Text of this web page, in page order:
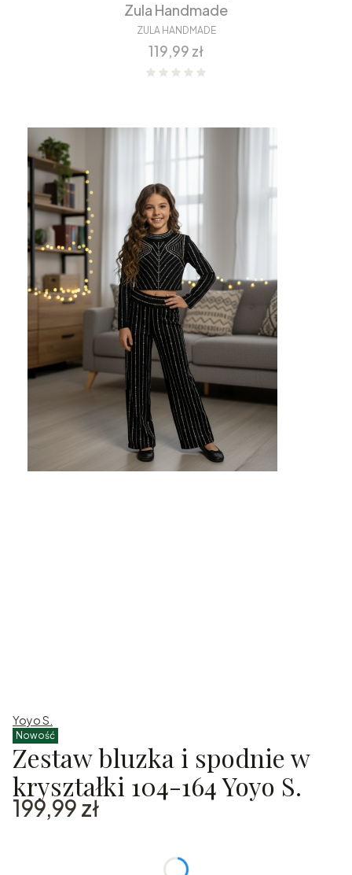
Zula Handmade
ZULA HANDMADE
Cena
119,99 zł
Yoyo S.
Nowość
Zestaw bluzka i spodnie w
kryształki 104-164 Yoyo S.
Cena
199,99 zł